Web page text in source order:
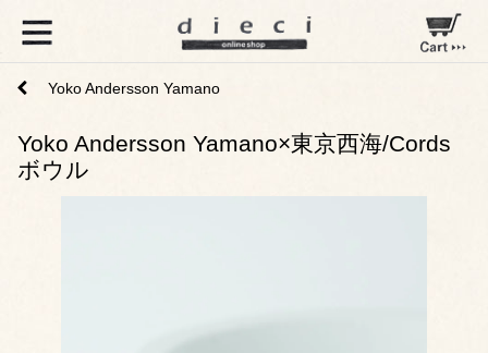
Yoko Andersson Yamano
Yoko Andersson Yamano×東京西海/Cords
ボウル